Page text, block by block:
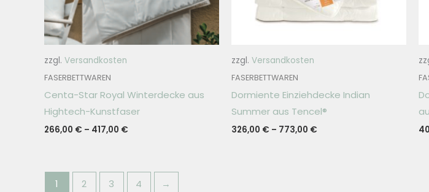
zzgl. Versandkosten
FASERBETTWAREN
Centa-Star Royal Winterdecke aus
Hightech-Kunstfaser
266,00 € – 417,00 €
zzgl. Versandkosten
FASERBETTWAREN
Dormiente Einziehdecke Indian
Summer aus Tencel®
326,00 € – 773,00 €
1 2 3 4 →